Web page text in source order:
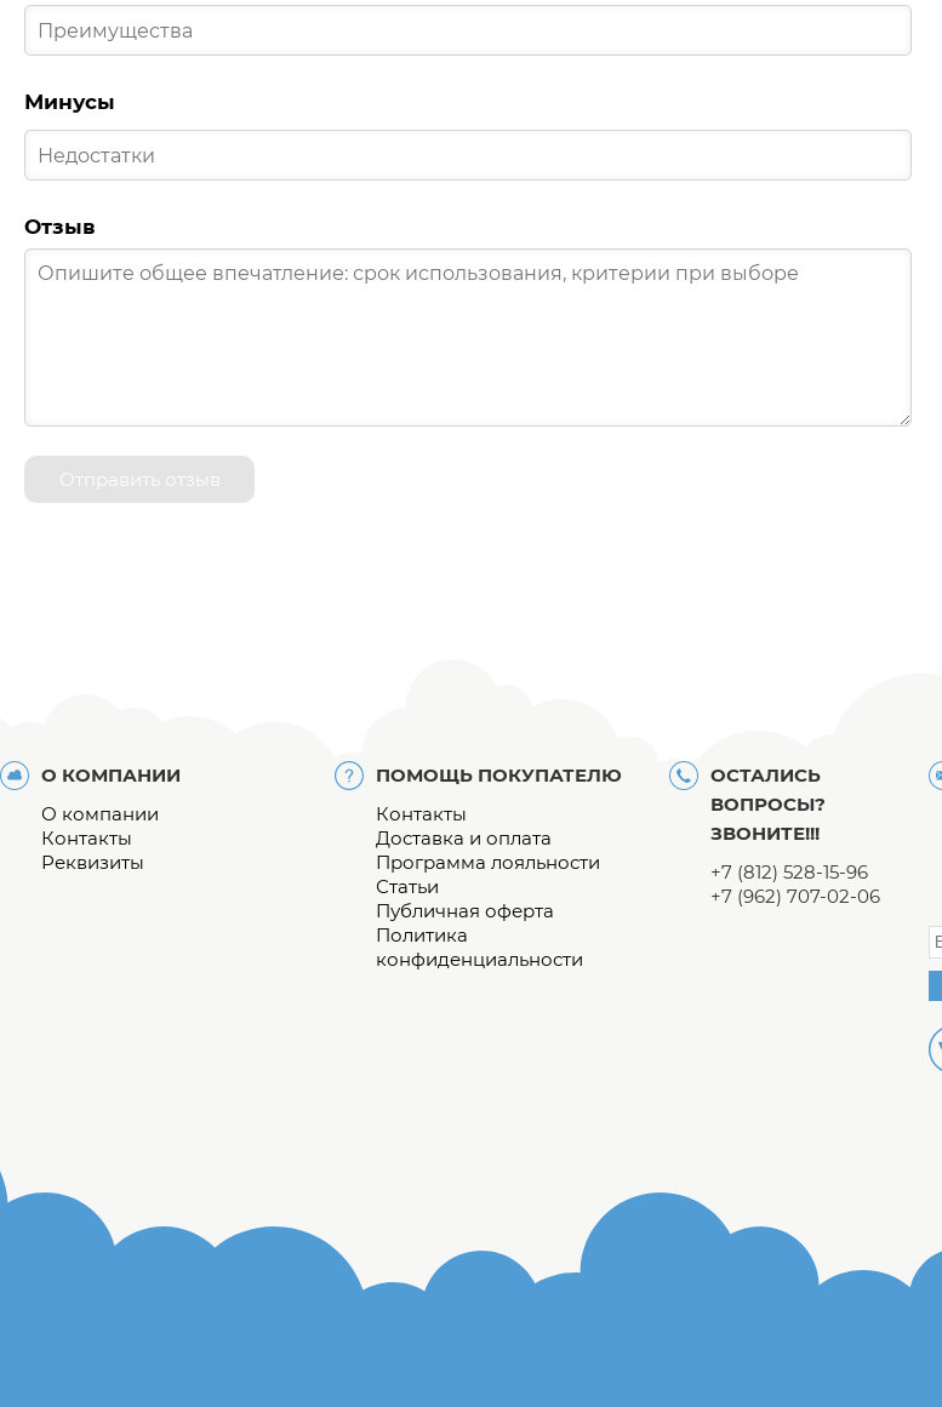
Минусы
Отзыв
Отправить отзыв
О КОМПАНИИ
О компании
Контакты
Реквизиты
ПОМОЩЬ ПОКУПАТЕЛЮ
Контакты
Доставка и оплата
Программа лояльности
Статьи
Публичная оферта
Политика
конфиденциальности
ОСТАЛИСЬ
ВОПРОСЫ?
ЗВОНИТЕ!!!
+7 (812) 528-15-96
+7 (962) 707-02-06